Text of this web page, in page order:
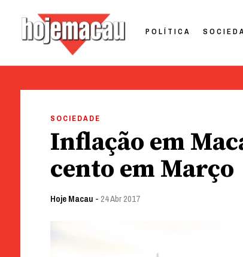
POLÍTICA
SOCIEDADE
Inflação em
cento em Março
Hoje Macau - 24 Abr 2017